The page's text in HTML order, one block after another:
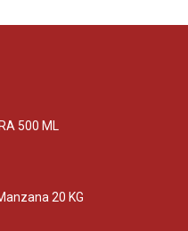
500 ML
20 KG